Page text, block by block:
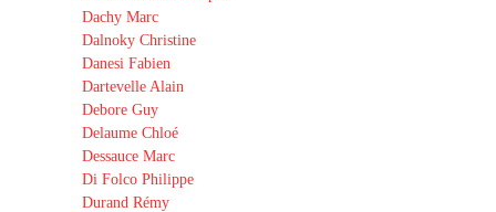
Dachy Marc
Dalnoky Christine
Danesi Fabien
Dartevelle Alain
Debore Guy
Delaume Chloé
Dessauce Marc
Di Folco Philippe
Durand Rémy